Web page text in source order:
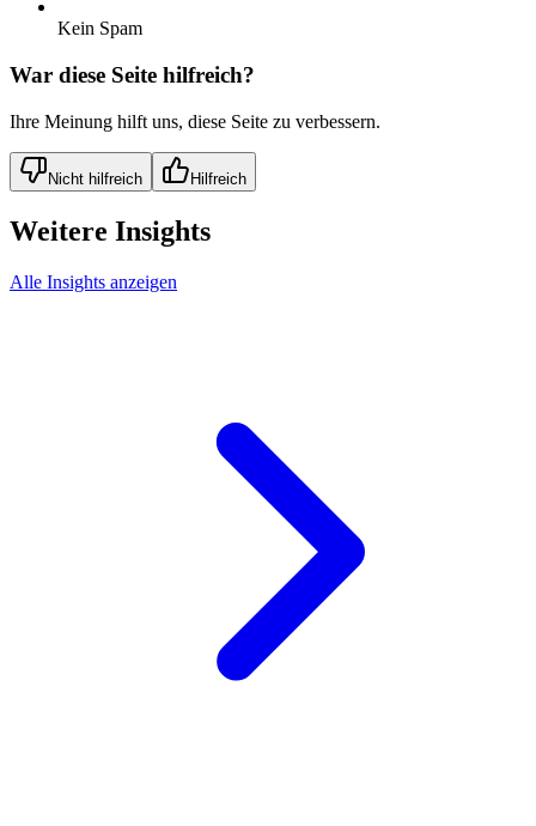
Kein Spam
War diese Seite hilfreich?
Ihre Meinung hilft uns, diese Seite zu verbessern.
Nicht hilfreich Hilfreich
Weitere Insights
Alle Insights anzeigen